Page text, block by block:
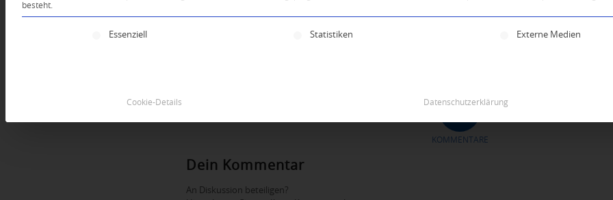
KOMMENTARE
Dein Kommentar
An Diskussion beteiligen?
besteht.
Es folgt eine Liste der Service-Gruppen, für die eine Einwilligung erteilt werden kann. Die erste
Essenziell Statistiken Externe Medien
Cookie-Details Datenschutzerklärung